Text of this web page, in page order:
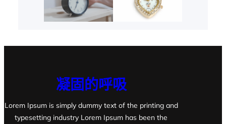
凝固的呼吸
Lorem Ipsum is simply dummy text of the printing and
typesetting industry Lorem Ipsum has been the